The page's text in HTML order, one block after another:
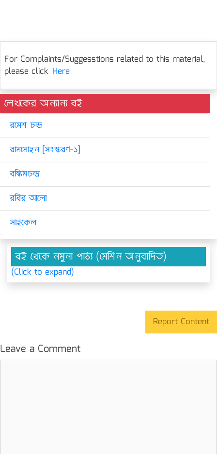
For Complaints/Suggesstions related to this material,
please click Here
লেখকের অন্যান্য বই
রমেশ চন্দ্র
রামমোহন [সংস্করণ-১]
বঙ্কিমচন্দ্র
রবির আলো
সাইকেল
বই থেকে নমুনা পাঠ্য (মেশিন অনুবাদিত)
(Click to expand)
Report Content
Leave a Comment